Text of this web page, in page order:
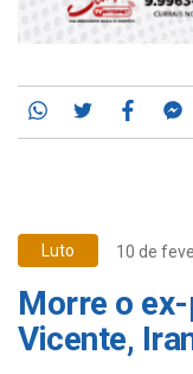
Whatsapp
Twitter
Luto 10 de
Morre o
Vicente,